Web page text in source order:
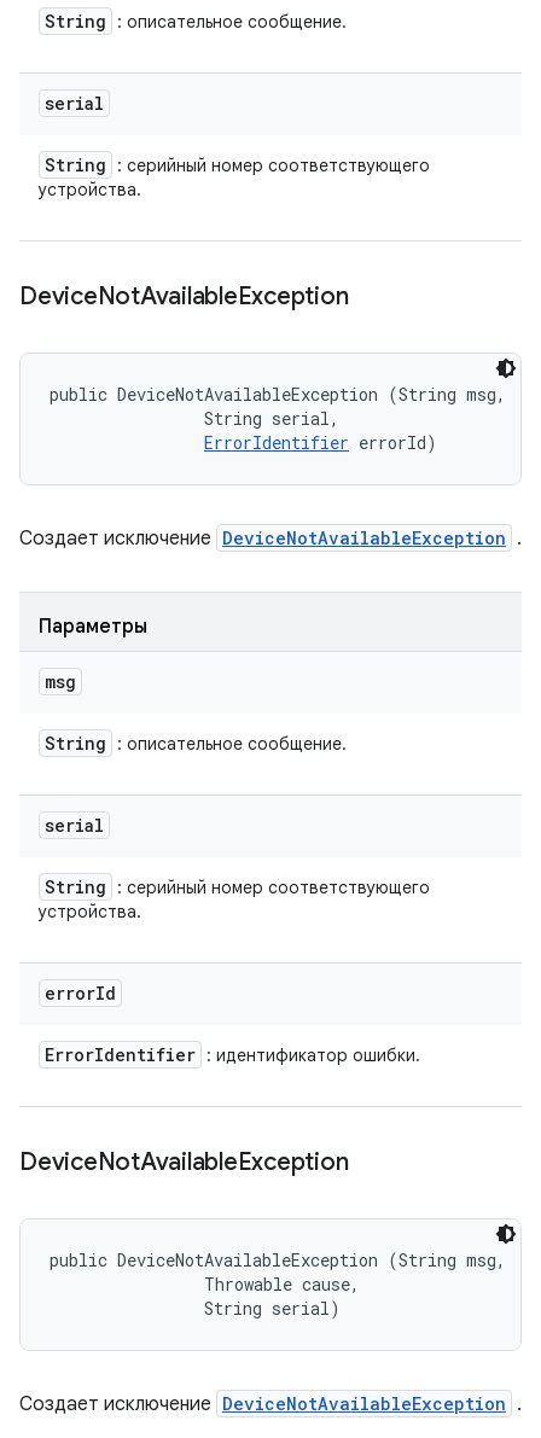
String : описательное сообщение.
serial
String
: серийный номер соответствующего
устройства.
DeviceNotAvailableException
public DeviceNotAvailableException (String msg,
                String serial,
ErrorIdentifier errorId)
Создает исключение DeviceNotAvailableException .
Параметры
msg
String : описательное сообщение.
serial
String
: серийный номер соответствующего
устройства.
errorId
ErrorIdentifier : идентификатор ошибки.
DeviceNotAvailableException
public DeviceNotAvailableException (String msg,
                Throwable cause,
                String serial)
Создает исключение DeviceNotAvailableException .